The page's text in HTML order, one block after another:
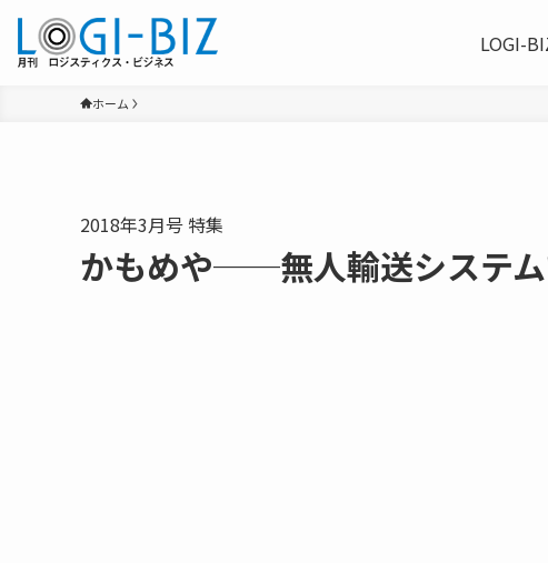
LOGI-
ホーム
2018年3月号 特集
かもめや──無人輸送システム